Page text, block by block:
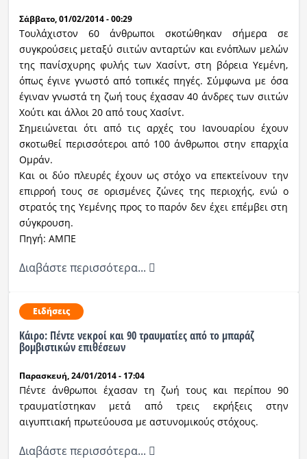
Σάββατο, 01/02/2014 - 00:29
Τουλάχιστον 60 άνθρωποι σκοτώθηκαν σήμερα σε
συγκρούσεις μεταξύ σιιτών ανταρτών και ενόπλων μελών
της πανίσχυρης φυλής των Χασίντ, στη βόρεια Υεμένη,
όπως έγινε γνωστό από τοπικές πηγές. Σύμφωνα με όσα
έγιναν γνωστά τη ζωή τους έχασαν 40 άνδρες των σιιτών
Χούτι και άλλοι 20 από τους Χασίντ.
Σημειώνεται ότι από τις αρχές του Ιανουαρίου έχουν
σκοτωθεί περισσότεροι από 100 άνθρωποι στην επαρχία
Ομράν.
Και οι δύο πλευρές έχουν ως στόχο να επεκτείνουν την
επιρροή τους σε ορισμένες ζώνες της περιοχής, ενώ ο
στρατός της Υεμένης προς το παρόν δεν έχει επέμβει στη
σύγκρουση.
Πηγή: ΑΜΠΕ
Διαβάστε περισσότερα...
Ειδήσεις
Κάιρο: Πέντε νεκροί και 90 τραυματίες από το μπαράζ
βομβιστικών επιθέσεων
Παρασκευή, 24/01/2014 - 17:04
Πέντε άνθρωποι έχασαν τη ζωή τους και περίπου 90
τραυματίστηκαν μετά από τρεις εκρήξεις στην
αιγυπτιακή πρωτεύουσα με αστυνομικούς στόχους.
Διαβάστε περισσότερα...